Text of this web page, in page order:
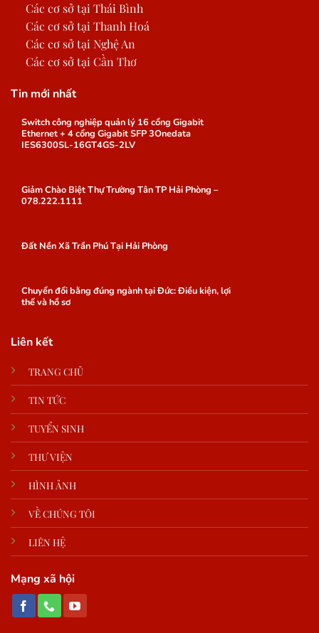
Các cơ sở tại Thái Bình
Các cơ sở tại Thanh Hoá
Các cơ sở tại Nghệ An
Các cơ sở tại Cần Thơ
Tin mới nhất
Switch công nghiệp quản lý 16 cổng Gigabit
Ethernet + 4 cổng Gigabit SFP 3Onedata
IES6300SL-16GT4GS-2LV
Giảm Chào Biệt Thự Trường Tân TP Hải Phòng –
078.222.1111
Đất Nền Xã Trần Phú Tại Hải Phòng
Chuyển đổi bằng đúng ngành tại Đức: Điều kiện, lợi
thế và hồ sơ
Liên kết
TRANG CHỦ
TIN TỨC
TUYỂN SINH
THƯ VIỆN
HÌNH ẢNH
VỀ CHÚNG TÔI
LIÊN HỆ
Mạng xã hội